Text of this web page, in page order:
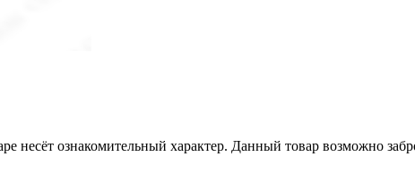
несёт ознакомительный характер. Данный товар возможно